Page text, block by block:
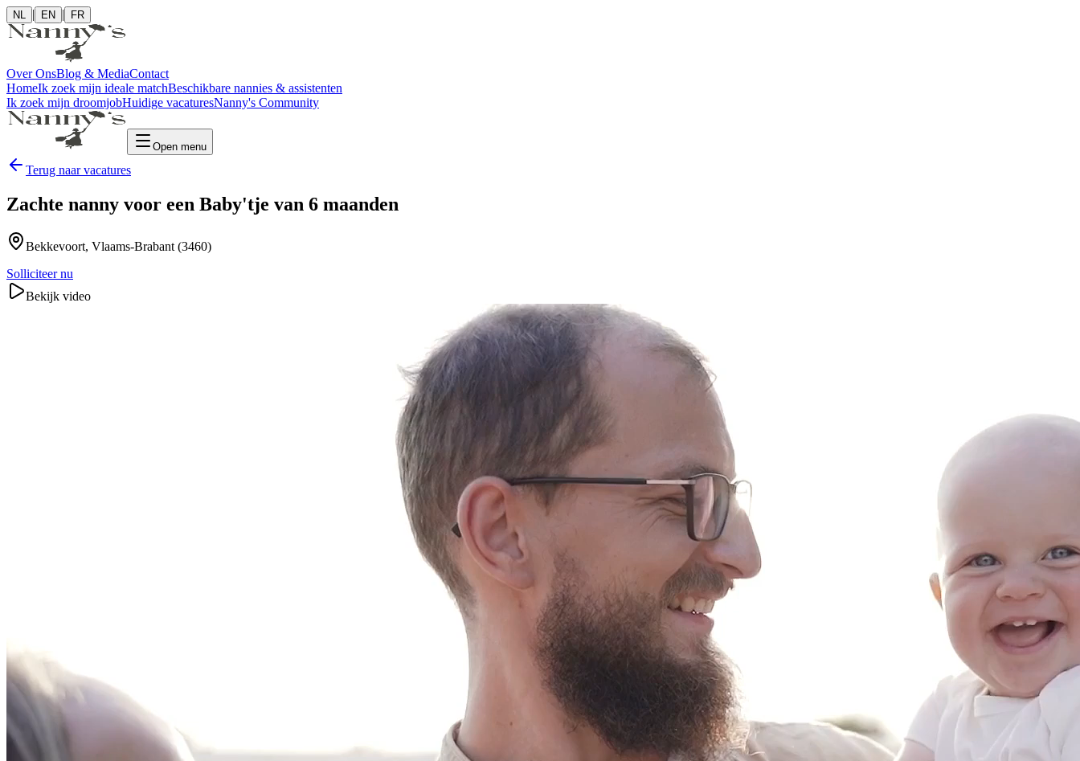
NL | EN | FR
Over OnsBlog & MediaContact
HomeIk zoek mijn ideale matchBeschikbare nannies & assistenten
Ik zoek mijn droomjobHuidige vacaturesNanny's Community
Open menu
Terug naar vacatures
Zachte nanny voor een Baby'tje van 6 maanden
Bekkevoort, Vlaams-Brabant (3460)
Solliciteer nu
Bekijk video